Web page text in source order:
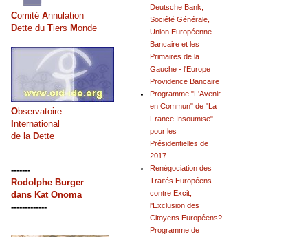
Deutsche Bank,
Société Générale,
Union Européenne
Bancaire et les
Primaires de la
Gauche - l'Europe
Providence Bancaire
Programme "L'Avenir
en Commun" de "La
France Insoumise"
pour les
Présidentielles de
2017
Renégociation des
Traités Européens
contre Excit,
l'Exclusion des
Citoyens Européens?
Programme de
Comité Annulation
Dette du Tiers Monde
Observatoire
International
de la Dette
-------
Rodolphe Burger
dans Kat Onoma
-------------